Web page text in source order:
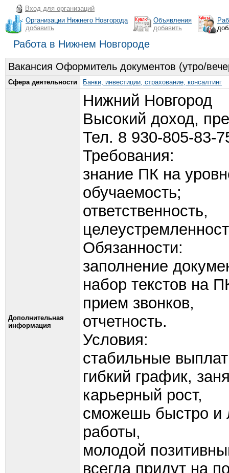
Вход для организаций
Организации Нижнего Новгорода
добавить
Объявления
добавить
Работа в Нижнем Новгороде
Вакансия Оформитель документов (утро/
Сфера деятельности Банки, инвестиции, страхование, консалтинг
Дополнительная
информация
Нижний Новгород
Высокий доход,
Тел. 8 930-805-83-
Требования:
знание ПК на
обучаемость;
ответственность,
Обязанности:
заполнение
набор текстов на
прием звонков,
отчетность.
Условия:
стабильные
гибкий график,
карьерный рост,
сможешь быстро и
работы,
молодой
всегда придут на